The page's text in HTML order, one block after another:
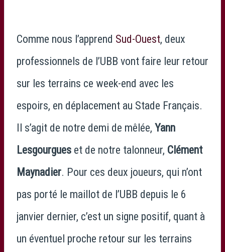
Comme nous l’apprend Sud-Ouest, deux
professionnels de l’UBB vont faire leur retour
sur les terrains ce week-end avec les
espoirs, en déplacement au Stade Français.
Il s’agit de notre demi de mêlée, Yann
Lesgourgues et de notre talonneur, Clément
Maynadier. Pour ces deux joueurs, qui n’ont
pas porté le maillot de l’UBB depuis le 6
janvier dernier, c’est un signe positif, quant à
un éventuel proche retour sur les terrains